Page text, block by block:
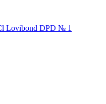
Lovibond DPD № 1